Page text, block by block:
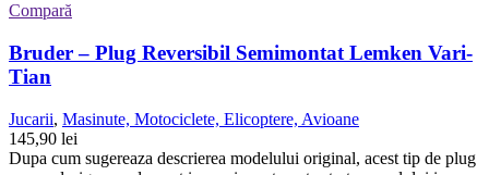
Compară
Bruder – Plug Reversibil Semimontat Lemken Vari-
Tian
Jucarii, Masinute, Motociclete, Elicoptere, Avioane
145,90 lei
Dupa cum sugereaza descrierea modelului original, acest tip de plug